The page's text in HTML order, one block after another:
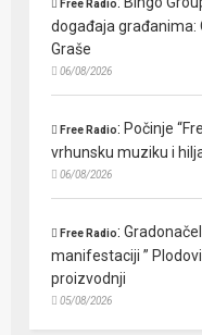
Free Radio
događaja građanima:
Graše
06/08/2026
Free Radio: Počinje
vrhunsku muziku i
06/08/2026
Free Radio:
manifestaciji ”
proizvodnji
05/08/2026